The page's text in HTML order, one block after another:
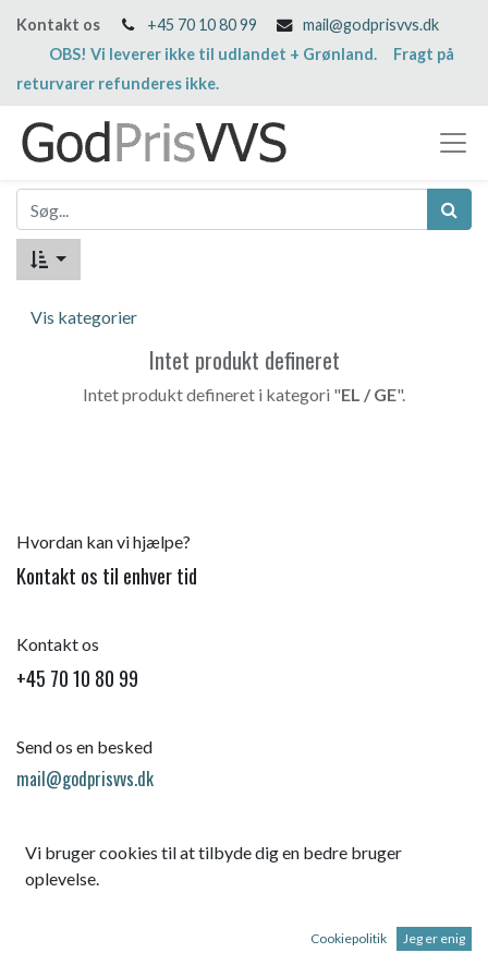
Kontakt os +45 70 10 80 99
mail@godprisvvs.dk
OBS! Vi leverer ikke til udlandet + Grønland. Fragt på
returvarer refunderes ikke.
Vis kategorier
Intet produkt defineret
Intet produkt defineret i kategori "EL / GE".
Hvordan kan vi hjælpe?
Kontakt os til enhver tid
Kontakt os
+45 70 10 80 99
Send os en besked
mail@godprisvvs.dk
Startside
Vi bruger cookies til at tilbyde dig en bedre bruger
oplevelse.
Cookiepolitik Jeg er enig